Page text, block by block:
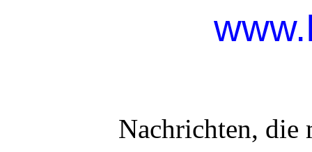
Nachrichten, die